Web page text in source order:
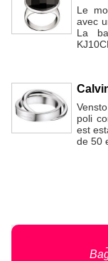
Le
avec
La
poli
est
de 50